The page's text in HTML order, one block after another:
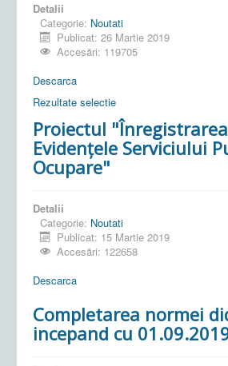
Detalii
Categorie: Noutati
Publicat: 26 Martie 2019
Accesări: 119705
Descarca
Rezultate selectie
Proiectul
Evidențele Serviciului
Ocupare"
Detalii
Categorie: Noutati
Publicat: 15 Martie 2019
Accesări: 122658
Descarca
Completarea normei
incepand cu